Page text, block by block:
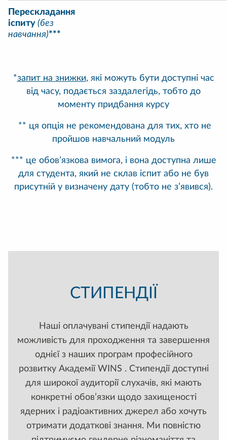
Перескладання
іспиту (без
навчання)***
*запит на знижки, які можуть бути доступні час
від часу, подається заздалегідь, тобто до
моменту придбання курсу
** ця опція не рекомендована для тих, хто не
пройшов навчальний модуль
*** це обов’язкова вимога, і вона доступна лише
для студента, який не склав іспит або не був
присутній у визначену дату (тобто не з’явився).
СТИПЕНДІЇ
Наші оплачувані стипендії надають
можливість для проходження та завершення
однієї з наших програм професійного
розвитку Академії WINS . Стипендії доступні
для широкої аудиторії слухачів, які мають
конкретні обов’язки щодо захищеності
ядерних і радіоактивних джерел або хочуть
отримати додаткові знання. Ми повністю